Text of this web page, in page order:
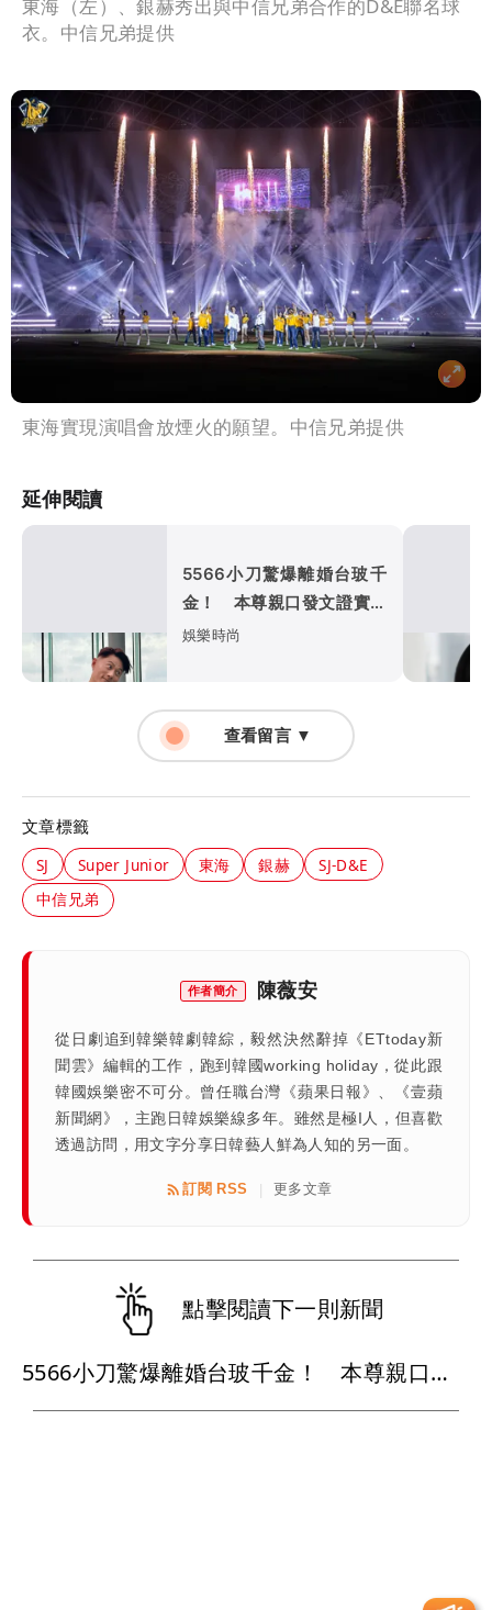
東海（左）、銀赫秀出與中信兄弟合作的D&E聯名球
衣。中信兄弟提供
東海實現演唱會放煙火的願望。中信兄弟提供
延伸閱讀
5566小刀驚爆離婚台玻千
金！ 本尊親口發文證實豪
門婚變！
娛樂時尚
查看留言 ▼
文章標籤
SJ Super Junior 東海 銀赫
SJ-D&E
中信兄弟
作者簡介 陳薇安
從日劇追到韓樂韓劇韓綜，毅然決然辭掉《ETtoday新
聞雲》編輯的工作，跑到韓國working holiday，從此跟
韓國娛樂密不可分。曾任職台灣《蘋果日報》、《壹蘋
新聞網》，主跑日韓娛樂線多年。雖然是極I人，但喜歡
透過訪問，用文字分享日韓藝人鮮為人知的另一面。
訂閱 RSS | 更多文章
點擊閱讀下一則新聞
5566小刀驚爆離婚台玻千金！ 本尊親口發文證實豪門婚變！